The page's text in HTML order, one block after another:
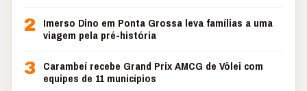
2
Imerso Dino em Ponta Grossa leva famílias a uma
viagem pela pré-história
3 Carambeí recebe Grand Prix AMCG de Vôlei com
equipes de 11 municípios